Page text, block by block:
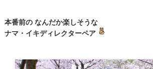
本番前の なんだか楽しそうな
ナマ・イキディレクターペア